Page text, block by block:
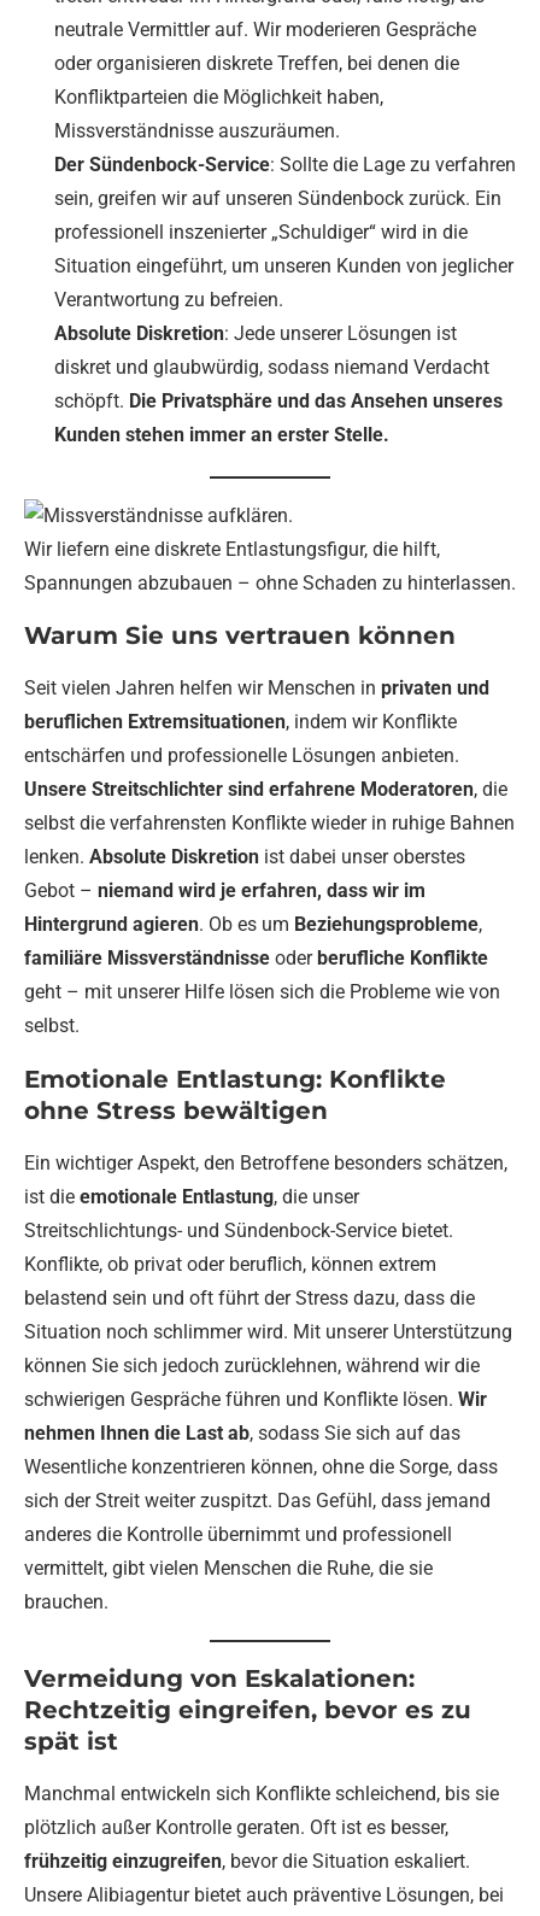
neutrale Vermittler auf. Wir moderieren Gespräche
oder organisieren diskrete Treffen, bei denen die
Konfliktparteien die Möglichkeit haben,
Missverständnisse auszuräumen.
Der Sündenbock-Service: Sollte die Lage zu verfahren
sein, greifen wir auf unseren Sündenbock zurück. Ein
professionell inszenierter „Schuldiger“ wird in die
Situation eingeführt, um unseren Kunden von jeglicher
Verantwortung zu befreien.
Absolute Diskretion: Jede unserer Lösungen ist
diskret und glaubwürdig, sodass niemand Verdacht
schöpft. Die Privatsphäre und das Ansehen unseres
Kunden stehen immer an erster Stelle.
Wir liefern eine diskrete Entlastungsfigur, die hilft,
Spannungen abzubauen – ohne Schaden zu hinterlassen.
Warum Sie uns vertrauen können
Seit vielen Jahren helfen wir Menschen in privaten und
beruflichen Extremsituationen, indem wir Konflikte
entschärfen und professionelle Lösungen anbieten.
Unsere Streitschlichter sind erfahrene Moderatoren, die
selbst die verfahrensten Konflikte wieder in ruhige Bahnen
lenken. Absolute Diskretion ist dabei unser oberstes
Gebot – niemand wird je erfahren, dass wir im
Hintergrund agieren. Ob es um Beziehungsprobleme,
familiäre Missverständnisse oder berufliche Konflikte
geht – mit unserer Hilfe lösen sich die Probleme wie von
selbst.
Emotionale Entlastung: Konflikte
ohne Stress bewältigen
Ein wichtiger Aspekt, den Betroffene besonders schätzen,
ist die emotionale Entlastung, die unser
Streitschlichtungs- und Sündenbock-Service bietet.
Konflikte, ob privat oder beruflich, können extrem
belastend sein und oft führt der Stress dazu, dass die
Situation noch schlimmer wird. Mit unserer Unterstützung
können Sie sich jedoch zurücklehnen, während wir die
schwierigen Gespräche führen und Konflikte lösen. Wir
nehmen Ihnen die Last ab, sodass Sie sich auf das
Wesentliche konzentrieren können, ohne die Sorge, dass
sich der Streit weiter zuspitzt. Das Gefühl, dass jemand
anderes die Kontrolle übernimmt und professionell
vermittelt, gibt vielen Menschen die Ruhe, die sie
brauchen.
Vermeidung von Eskalationen:
Rechtzeitig eingreifen, bevor es zu
spät ist
Manchmal entwickeln sich Konflikte schleichend, bis sie
plötzlich außer Kontrolle geraten. Oft ist es besser,
frühzeitig einzugreifen, bevor die Situation eskaliert.
Unsere Alibiagentur bietet auch präventive Lösungen, bei